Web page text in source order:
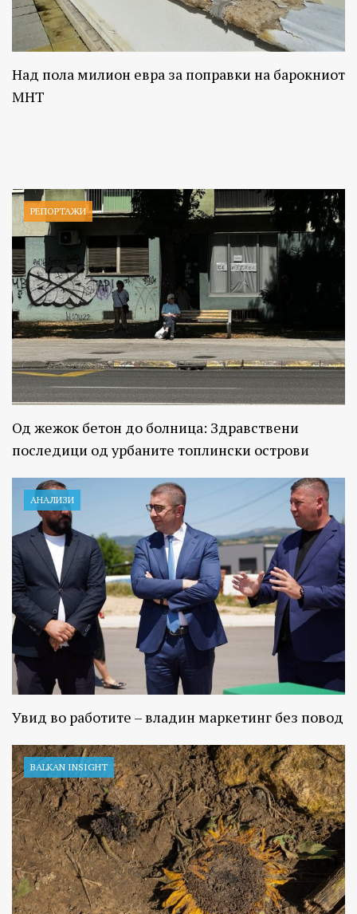
Над пола милион евра за поправки на барокниот
МНТ
РЕПОРТАЖИ
Од жежок бетон до болница: Здравствени
последици од урбаните топлински острови
АНАЛИЗИ
Увид во работите – владин маркетинг без повод
BALKAN INSIGHT